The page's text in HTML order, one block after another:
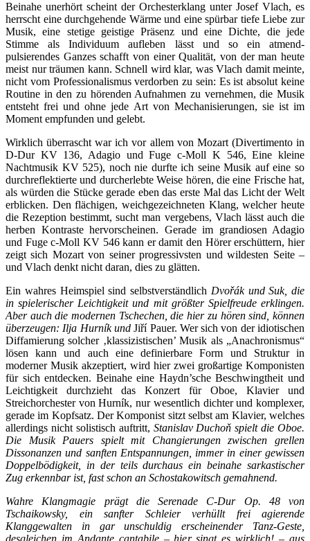
Beinahe unerhört scheint der Orchesterklang unter Josef Vlach, es
herrscht eine durchgehende Wärme und eine spürbar tiefe Liebe zur
Musik, eine stetige geistige Präsenz und eine Dichte, die jede
Stimme als Individuum aufleben lässt und so ein atmend-
pulsierendes Ganzes schafft von einer Qualität, von der man heute
meist nur träumen kann. Schnell wird klar, was Vlach damit meinte,
nicht vom Professionalismus verdorben zu sein: Es ist absolut keine
Routine in den zu hörenden Aufnahmen zu vernehmen, die Musik
entsteht frei und ohne jede Art von Mechanisierungen, sie ist im
Moment empfunden und gelebt.
Wirklich überrascht war ich vor allem von Mozart (Divertimento in
D-Dur KV 136, Adagio und Fuge c-Moll K 546, Eine kleine
Nachtmusik KV 525), noch nie durfte ich seine Musik auf eine so
durchreflektierte und durcherlebte Weise hören, die eine Frische hat,
als würden die Stücke gerade eben das erste Mal das Licht der Welt
erblicken. Den flächigen, weichgezeichneten Klang, welcher heute
die Rezeption bestimmt, sucht man vergebens, Vlach lässt auch die
herben Kontraste hervorscheinen. Gerade im grandiosen Adagio
und Fuge c-Moll KV 546 kann er damit den Hörer erschüttern, hier
zeigt sich Mozart von seiner progressivsten und wildesten Seite –
und Vlach denkt nicht daran, dies zu glätten.
Ein wahres Heimspiel sind selbstverständlich Dvořák und Suk, die
in spielerischer Leichtigkeit und mit größter Spielfreude erklingen.
Aber auch die modernen Tschechen, die hier zu hören sind, können
überzeugen: Ilja Hurník undJiří Pauer. Wer sich von der idiotischen
Diffamierung solcher ‚klassizistischen’ Musik als „Anachronismus“
lösen kann und auch eine definierbare Form und Struktur in
moderner Musik akzeptiert, wird hier zwei großartige Komponisten
für sich entdecken. Beinahe eine Haydn’sche Beschwingtheit und
Leichtigkeit durchzieht das Konzert für Oboe, Klavier und
Streichorchester von Hurník, nur wesentlich dichter und komplexer,
gerade im Kopfsatz. Der Komponist sitzt selbst am Klavier, welches
allerdings nicht solistisch auftritt, Stanislav Duchoň spielt die Oboe.
Die Musik Pauers spielt mit Changierungen zwischen grellen
Dissonanzen und sanften Entspannungen, immer in einer gewissen
Doppelbödigkeit, in der teils durchaus ein beinahe sarkastischer
Zug erkennbar ist, fast schon an Schostakowitsch gemahnend.
Wahre Klangmagie prägt die Serenade C-Dur Op. 48 von
Tschaikowsky, ein sanfter Schleier verhüllt frei agierende
Klanggewalten in gar unschuldig erscheinender Tanz-Geste,